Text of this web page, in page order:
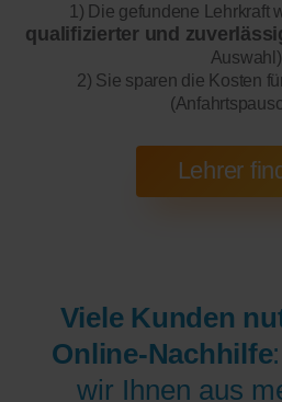
1) Die gefundene Lehrkraft
qualifizierter und
Auswahl)
2) Sie sparen die Kosten
Viele Kunden
Online-Nachhilfe
wir Ihnen aus